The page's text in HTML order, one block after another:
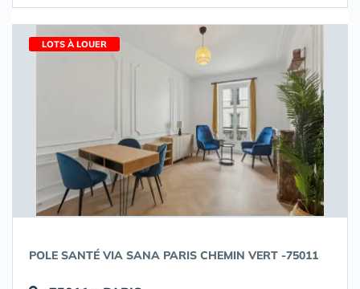
LOTS À LOUER
POLE SANTÉ VIA SANA PARIS CHEMIN VERT -75011